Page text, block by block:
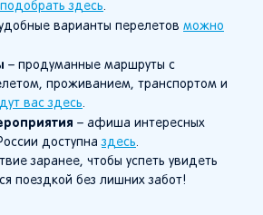
подобрать здесь.
варианты перелетов можно
– продуманные маршруты с
проживанием, транспортом и
вас здесь.
– афиша интересных
доступна здесь.
заранее, чтобы успеть увидеть
поездкой без лишних забот!